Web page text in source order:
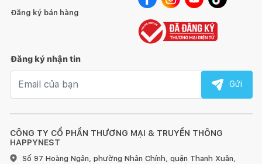
CÔNG TY CỔ PHẦN THƯƠNG MẠI & TRUYỀN THÔNG
HAPPYNEST
Số 97 Hoàng Ngân, phường Nhân Chính, quận Thanh Xuân,
Đăng ký bán hàng
Đăng ký nhận tin
Gửi